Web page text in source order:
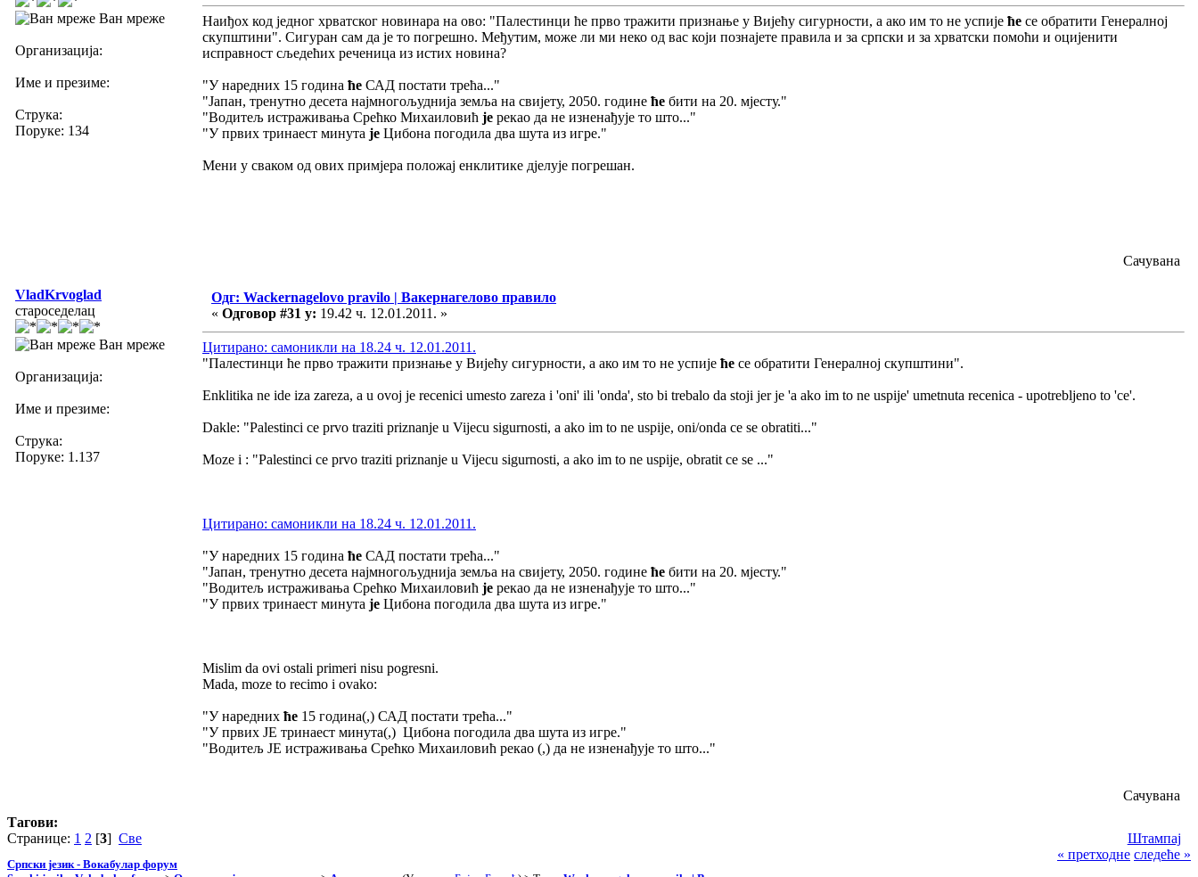
Ван мреже
Организација:
Име и презиме:
Струка:
Поруке: 134
Наиђох код једног хрватског новинара на ово: "Палестинци ће прво тражити признање у Вијећу сигурности, а ако им то не успије ће се обратити Генералној
скупштини". Сигуран сам да је то погрешно. Међутим, може ли ми неко од вас који познајете правила и за српски и за хрватски помоћи и оцијенити
исправност сљедећих реченица из истих новина?
"У наредних 15 година ће САД постати трећа..."
"Јапан, тренутно десета најмногољуднија земља на свијету, 2050. године ће бити на 20. мјесту."
"Водитељ истраживања Срећко Михаиловић је рекао да не изненађује то што..."
"У првих тринаест минута је Цибона погодила два шута из игре."
Мени у сваком од ових примјера положај енклитике дјелује погрешан.
Сачувана
VladKrvoglad
староседелац
Ван мреже
Организација:
Име и презиме:
Струка:
Поруке: 1.137
Одг: Wackernagelovo pravilo | Вакернагелово правило
« Одговор #31 у: 19.42 ч. 12.01.2011. »
Цитирано: самоникли на 18.24 ч. 12.01.2011.
"Палестинци ће прво тражити признање у Вијећу сигурности, а ако им то не успије ће се обратити Генералној скупштини".
Enklitika ne ide iza zareza, a u ovoj je recenici umesto zareza i 'oni' ili 'onda', sto bi trebalo da stoji jer je 'a ako im to ne uspije' umetnuta recenica - upotrebljeno to 'ce'.
Dakle: "Palestinci ce prvo traziti priznanje u Vijecu sigurnosti, a ako im to ne uspije, oni/onda ce se obratiti..."
Moze i : "Palestinci ce prvo traziti priznanje u Vijecu sigurnosti, a ako im to ne uspije, obratit ce se ..."
Цитирано: самоникли на 18.24 ч. 12.01.2011.
"У наредних 15 година ће САД постати трећа..."
"Јапан, тренутно десета најмногољуднија земља на свијету, 2050. године ће бити на 20. мјесту."
"Водитељ истраживања Срећко Михаиловић је рекао да не изненађује то што..."
"У првих тринаест минута је Цибона погодила два шута из игре."
Mislim da ovi ostali primeri nisu pogresni.
Mada, moze to recimo i ovako:
"У наредних ће 15 година(,) САД постати трећа..."
"У првих JE тринаест минута(,) Цибона погодила два шута из игре."
"Водитељ JE истраживања Срећко Михаиловић рекао (,) да не изненађује то што..."
Сачувана
Тагови:
Странице: 1 2 [3] Све Штампај
Српски језик - Вокабулар форум
« претходне следеће »